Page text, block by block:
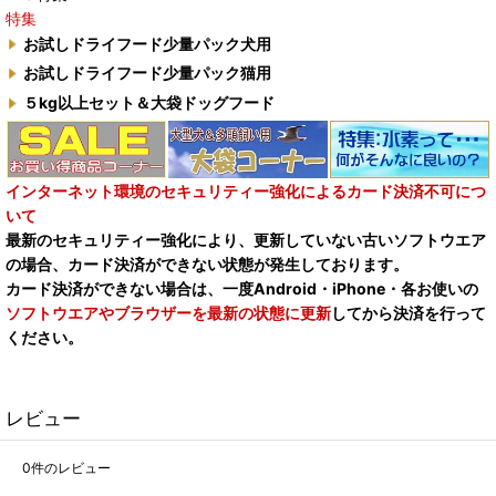
特集
お試しドライフード少量パック犬用
お試しドライフード少量パック猫用
５kg以上セット＆大袋ドッグフード
インターネット環境のセキュリティー強化によるカード決済不可につ
いて
最新のセキュリティー強化により、更新していない古いソフトウエア
の場合、カード決済ができない状態が発生しております。
カード決済ができない場合は、一度Android・iPhone・各お使いの
ソフトウエアやブラウザーを最新の状態に更新してから決済を行って
ください。
レビュー
0件のレビュー